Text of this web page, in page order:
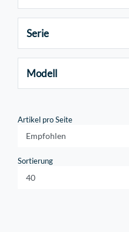
Serie
Modell
Artikel pro Seite
Sortierung